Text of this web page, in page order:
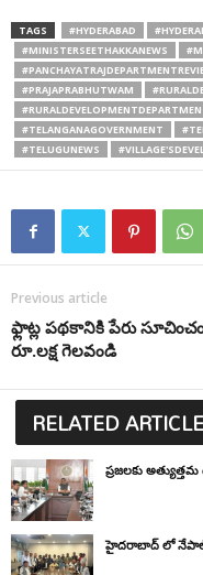
TAGS #HYDERABAD
#MINISTERSEETHAKKANEWS
#PRAJAPRABHUTWAM
#TELANGANAGOVERNMENT
#TELUGUNEWS
Previous article
ఫ్లాట్ల పథకానికి పేరు
రూ.లక్ష గెలవండి
RELATED
ప్రజలకు
హైదరాబాద్ లో నేపాల్